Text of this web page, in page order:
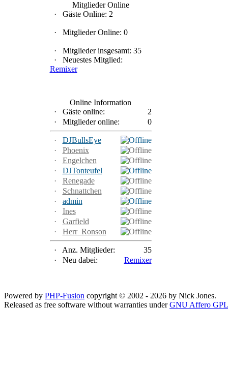
Mitglieder Online
·
Gäste Online: 2
· Mitglieder Online: 0
·
Mitglieder insgesamt: 35
·
Neuestes Mitglied:
Remixer
Online Information
·
Gäste online:
2
·
Mitglieder online: 0
·
DJBullsEye
·
Phoenix
·
Engelchen
·
DJTonteufel
·
Renegade
·
Schnattchen
·
admin
·
Ines
·
Garfield
·
Herr_Ronson
· Anz. Mitglieder:
35
·
Neu dabei: Remixer
Powered by PHP-Fusion copyright © 2002 - 2026 by Nick Jones.
Released as free software without warranties underGNU Affero GPL